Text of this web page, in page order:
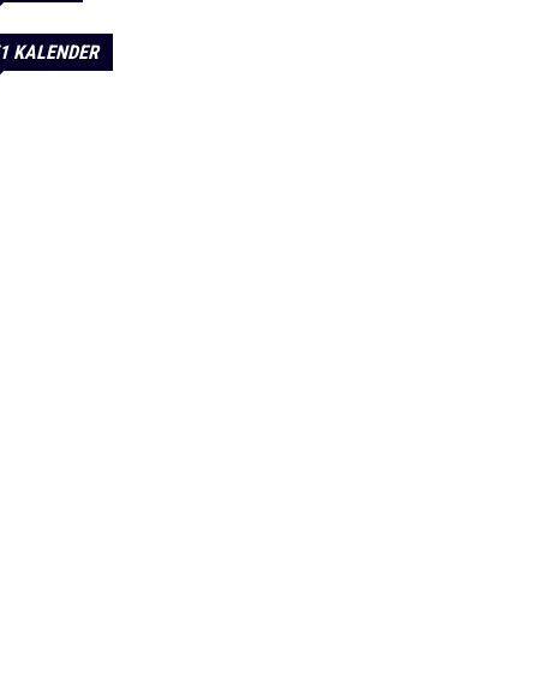
KALENDER